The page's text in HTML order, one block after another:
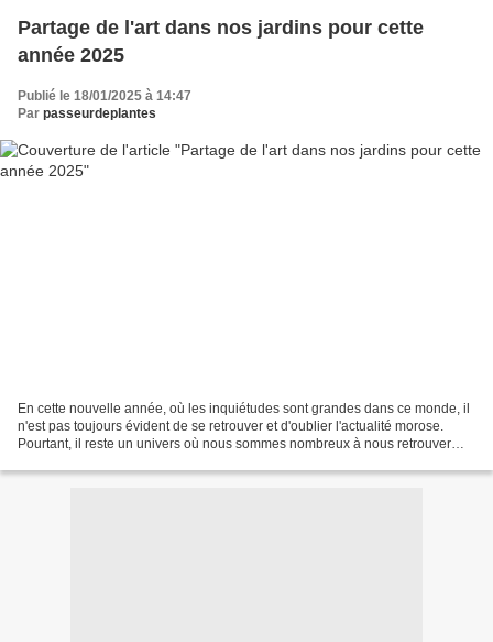
Partage de l'art dans nos jardins pour cette
année 2025
Publié le 18/01/2025 à 14:47
Par passeurdeplantes
En cette nouvelle année, où les inquiétudes sont grandes dans ce monde, il
n'est pas toujours évident de se retrouver et d'oublier l'actualité morose.
Pourtant, il reste un univers où nous sommes nombreux à nous retrouver